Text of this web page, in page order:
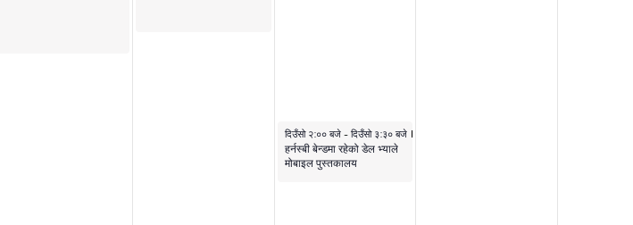
अप्रिल ३, २०२६
दिउँसो २:०० बजे - दिउँसो ३:३० बजे
हर्नस्बी बेन्डमा रहेको डेल भ्याले
मोबाइल पुस्तकालय